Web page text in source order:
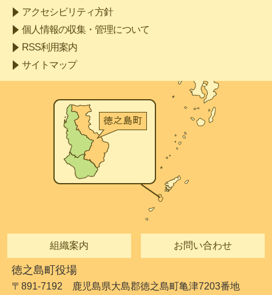
アクセシビリティ方針
個人情報の収集・管理について
RSS利用案内
サイトマップ
組織案内 お問い合わせ
徳之島町役場
〒891-7192 鹿児島県大島郡徳之島町亀津7203番地